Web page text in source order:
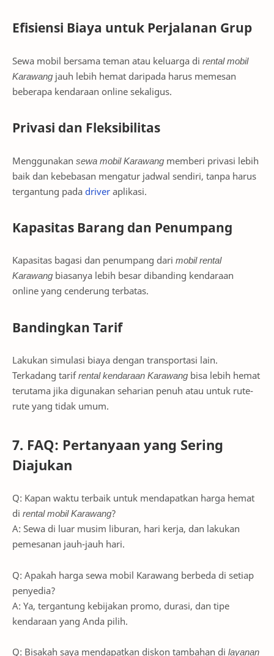
Efisiensi Biaya untuk Perjalanan Grup
Sewa mobil bersama teman atau keluarga di rental mobil
Karawang jauh lebih hemat daripada harus memesan
beberapa kendaraan online sekaligus.
Privasi dan Fleksibilitas
Menggunakan sewa mobil Karawang memberi privasi lebih
baik dan kebebasan mengatur jadwal sendiri, tanpa harus
tergantung pada driver aplikasi.
Kapasitas Barang dan Penumpang
Kapasitas bagasi dan penumpang dari mobil rental
Karawang biasanya lebih besar dibanding kendaraan
online yang cenderung terbatas.
Bandingkan Tarif
Lakukan simulasi biaya dengan transportasi lain.
Terkadang tarifrental kendaraan Karawang bisa lebih hemat
terutama jika digunakan seharian penuh atau untuk rute-
rute yang tidak umum.
7. FAQ: Pertanyaan yang Sering
Diajukan
Q: Kapan waktu terbaik untuk mendapatkan harga hemat
di rental mobil Karawang?
A: Sewa di luar musim liburan, hari kerja, dan lakukan
pemesanan jauh-jauh hari.
Q: Apakah harga sewa mobil Karawang berbeda di setiap
penyedia?
A: Ya, tergantung kebijakan promo, durasi, dan tipe
kendaraan yang Anda pilih.
Q: Bisakah saya mendapatkan diskon tambahan di layanan